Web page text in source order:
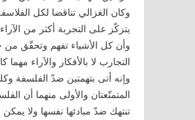
وكان الغزالي تناقضا لكل
يتزكّز على التجربة أكثر من الآراء
وأن كل الأشياء تفهم وتحقّق من
التجارب لا بالأفكار والآراء مهما
وإنه أتى بتهمتين ضدّ الفلسفة
المتمتّعتان والأولى منهما أن
تنتهك ضدّ مبادئها نفسها ولا